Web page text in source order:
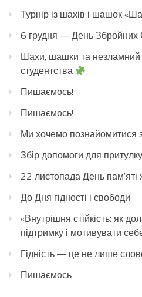
Турнір із шахів і шашок
6 грудня — День Збройних
Шахи, шашки та незламний
студентства
Пишаємось!
Пишаємось!
Ми хочемо познайомитися
Збір допомоги для
22 листопада День
До Дня гідності і свободи
«Внутрішня стійкість: як
підтримку і мотивувати
Гідність — це не лише
Пишаємось